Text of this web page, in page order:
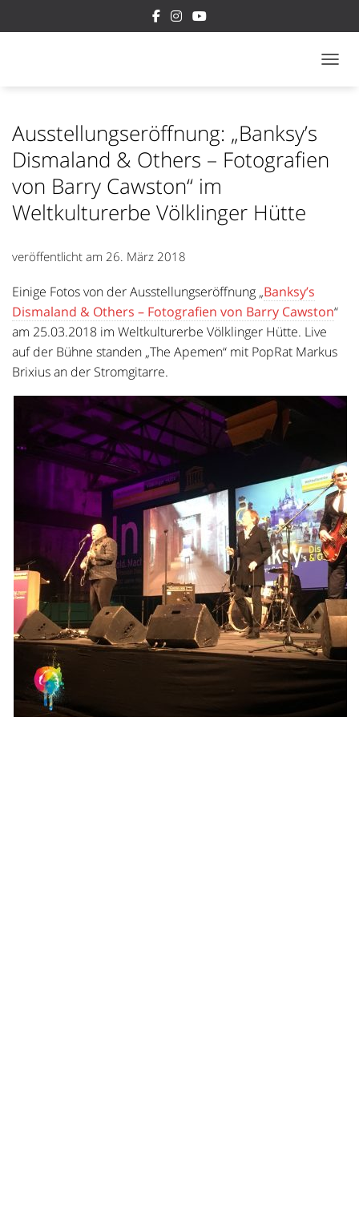
Ausstellungseröffnung: „Banksy’s
Dismaland & Others – Fotografien
von Barry Cawston“ im
Weltkulturerbe Völklinger Hütte
veröffentlicht am 26. März 2018
Einige Fotos von der Ausstellungseröffnung „Banksy’s
Dismaland & Others – Fotografien von Barry Cawston“
am 25.03.2018 im Weltkulturerbe Völklinger Hütte. Live
auf der Bühne standen „The Apemen“ mit PopRat Markus
Brixius an der Stromgitarre.